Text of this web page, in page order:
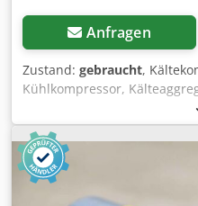
Anfragen
Zustand: gebraucht,
Kühlkompressor,
Verdichter,
Trennhaubenverdichter,
Hsrf -Übergabe: im Ist-
Bschädigung siehe Fotos -
Kältekompressor
Leistung: -Spannung: 220 V